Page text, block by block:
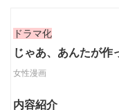
ドラマ化
じゃあ、あんたが作
女性漫画
内容紹介